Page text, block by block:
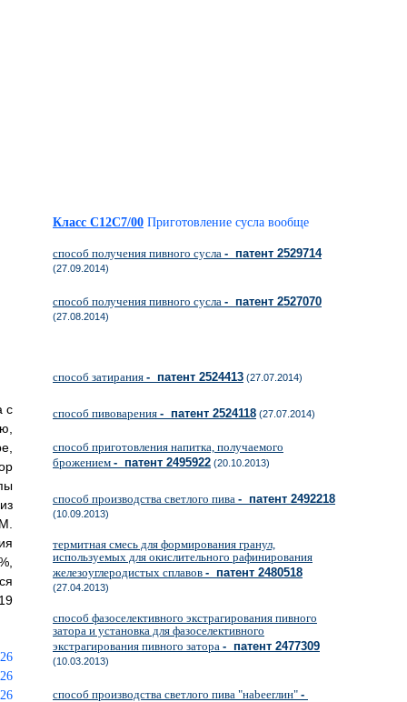
с
Класс C12C7/00 Приготовление сусла вообще
способ получения пивного сусла - патент 2529714
(27.09.2014)
способ получения пивного сусла - патент 2527070
(27.08.2014)
способ затирания - патент 2524413 (27.07.2014)
способ пивоварения - патент 2524118 (27.07.2014)
способ приготовления напитка, получаемого
брожением - патент 2495922 (20.10.2013)
способ производства светлого пива - патент 2492218
(10.09.2013)
термитная смесь для формирования гранул,
используемых для окислительного рафинирования
железоуглеродистых сплавов - патент 2480518
(27.04.2013)
способ фазоселективного экстрагирования пивного
затора и установка для фазоселективного
экстрагирования пивного затора - патент 2477309
(10.03.2013)
способ производства светлого пива "наbeerлин" -